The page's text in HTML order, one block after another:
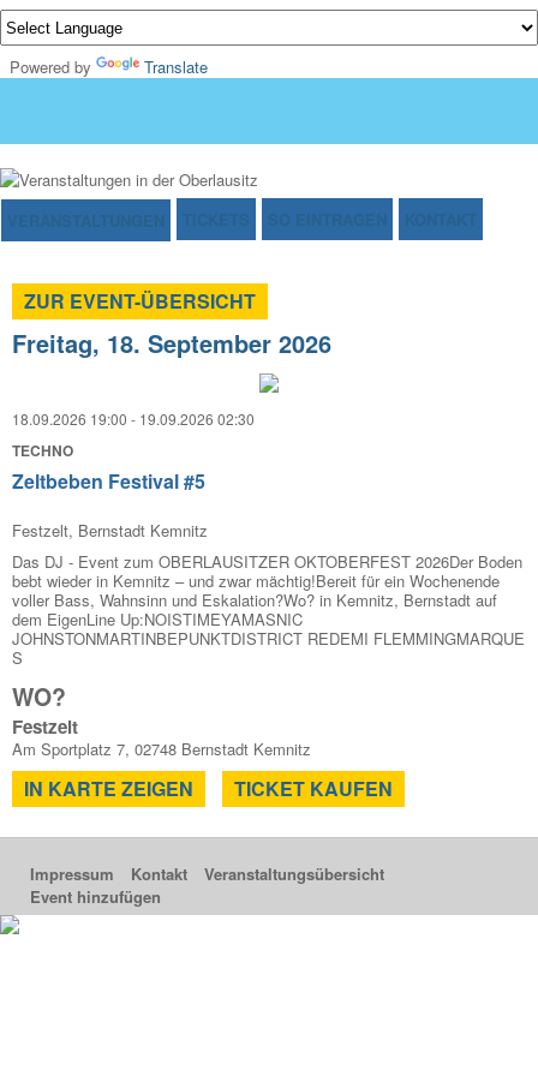
Powered by Translate
VERANSTALTUNGEN TICKETS SO EINTRAGEN KONTAKT
ZUR EVENT-ÜBERSICHT
Freitag, 18. September 2026
18.09.2026 19:00 - 19.09.2026 02:30
TECHNO
Zeltbeben Festival #5
Festzelt, Bernstadt Kemnitz
Das DJ - Event zum OBERLAUSITZER OKTOBERFEST 2026Der Boden
bebt wieder in Kemnitz – und zwar mächtig!Bereit für ein Wochenende
voller Bass, Wahnsinn und Eskalation?Wo? in Kemnitz, Bernstadt auf
dem EigenLine Up:NOISTIMEYAMASNIC
JOHNSTONMARTINBEPUNKTDISTRICT REDEMI FLEMMINGMARQUE
S
WO?
Festzelt
Am Sportplatz 7, 02748 Bernstadt Kemnitz
IN KARTE ZEIGEN TICKET KAUFEN
Impressum Kontakt
Veranstaltungsübersicht
Event hinzufügen